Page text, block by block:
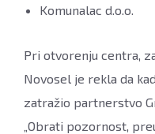
Komunalac d.o.o.
Pri otvorenju centra,
Novosel je rekla da
zatražio partnerstvo
„Obrati pozornost,